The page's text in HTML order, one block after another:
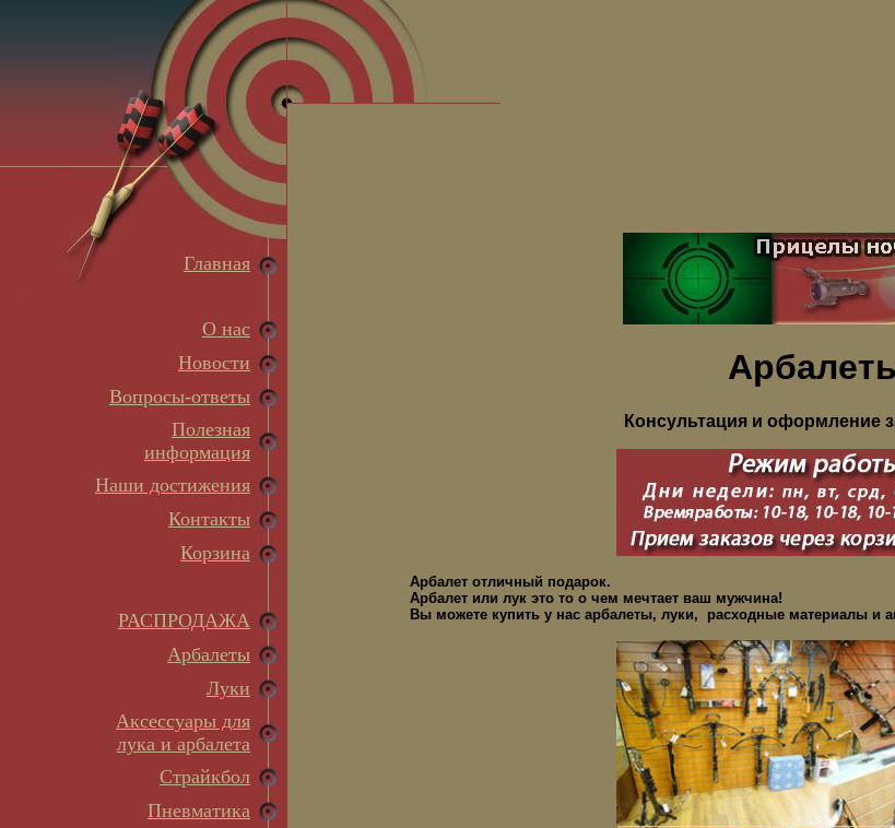
Главная
О нас
Новости
Вопросы-ответы
Полезная
информация
Наши достижения
Контакты
Корзина
РАСПРОДАЖА
Арбалеты
Луки
Аксессуары для
лука и арбалета
Страйкбол
Пневматика
Консультация и оформление
Арбалет отличный подарок.
Арбалет или лук это то о чем мечтает ваш мужчина!
Вы можете купить у нас арбалеты, луки, расходные материалы и